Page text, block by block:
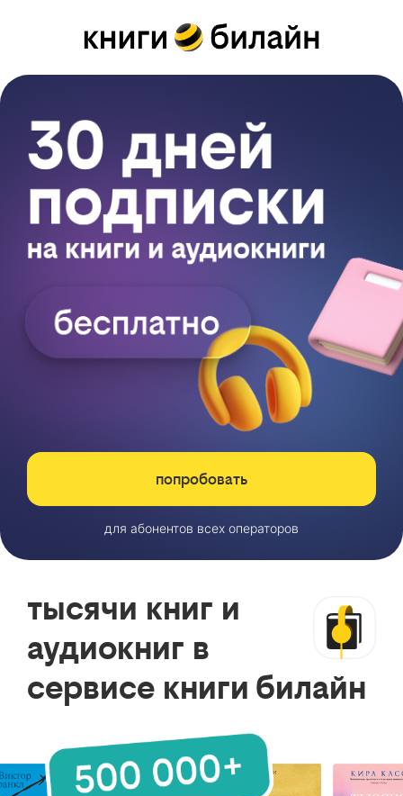
попробовать
для абонентов всех операторов
тысячи книг и
аудиокниг в
сервисе книги билайн